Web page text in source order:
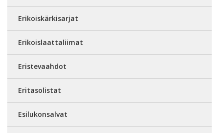
Erikoiskärkisarjat
Erikoislaattaliimat
Eristevaahdot
Eritasolistat
Esilukonsalvat